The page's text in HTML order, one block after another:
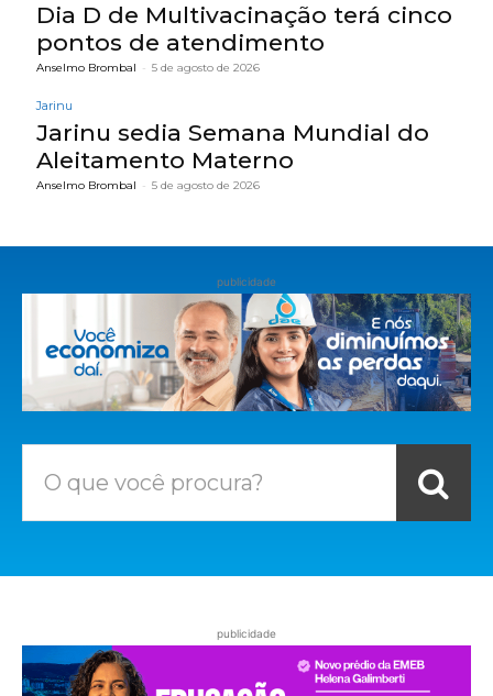
Dia D de Multivacinação terá cinco
pontos de atendimento
Anselmo Brombal - 5 de agosto de 2026
Jarinu
Jarinu sedia Semana Mundial do
Aleitamento Materno
Anselmo Brombal - 5 de agosto de 2026
publicidade
O que você procura?
publicidade